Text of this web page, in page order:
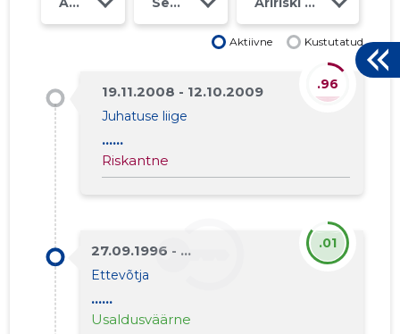
Aktiivne Kustutatud
19.11.2008 - 12.10.2009
Juhatuse liige
......
Riskantne
.96
27.09.1996 - ...
Ettevõtja
......
Usaldusväärne
.01